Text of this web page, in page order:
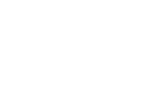
ekle